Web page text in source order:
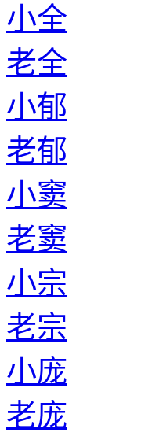
小全
老全
小郁
老郁
小窦
老窦
小宗
老宗
小庞
老庞